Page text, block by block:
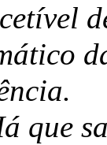
que